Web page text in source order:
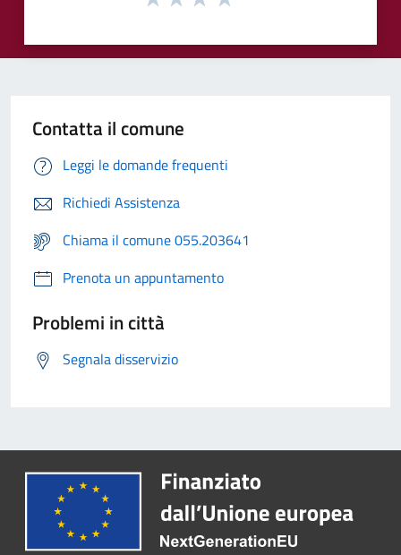
Contatta il comune
Leggi le domande frequenti
Richiedi Assistenza
Chiama il comune 055.203641
Prenota un appuntamento
Problemi in città
Segnala disservizio